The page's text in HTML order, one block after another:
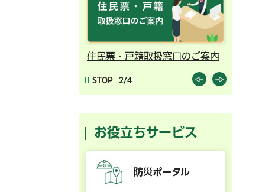
住民票・戸籍取扱窓口のご案内
STOP 2/4
お役立ちサービス
防災ポータル